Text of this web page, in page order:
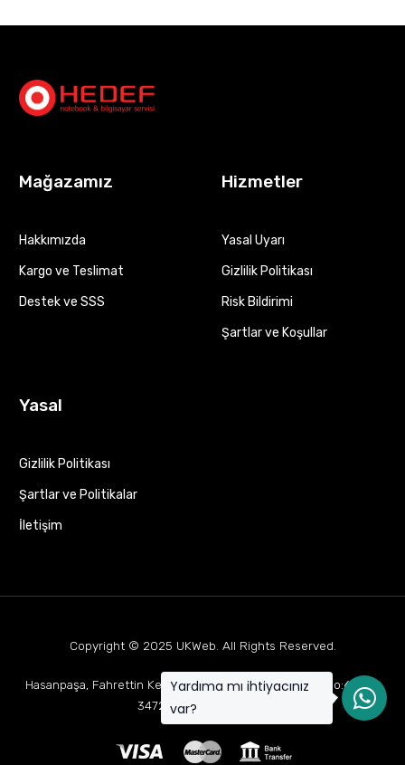
Mağazamız
Hakkımızda
Kargo ve Teslimat
Destek ve SSS
Hizmetler
Yasal Uyarı
Gizlilik Politikası
Risk Bildirimi
Şartlar ve Koşullar
Yasal
Gizlilik Politikası
Şartlar ve Politikalar
İletişim
Copyright © 2025 UKWeb. All Rights Reserved.
Hasanpaşa, Fahrettin Kerim Gökay Cd Mukaddes Apt No:63 D:1,
34722 Kadıköy/İstanbul
Yardıma mı ihtiyacınız
var?